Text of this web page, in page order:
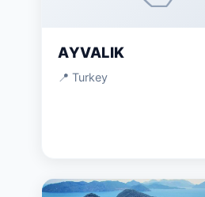
AYVALIK
📍 Turkey